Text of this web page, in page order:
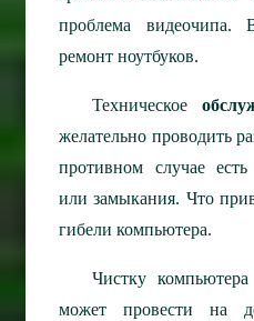
проблема
ремонт ноутбуков.
Техническое
желательно проводить
противном случае есть
или замыкания. Что
гибели компьютера.
Чистку
может провести на